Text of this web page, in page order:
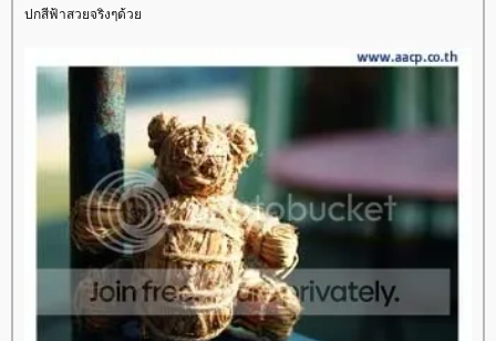
ปกสีฟ้าสวยจริงๆด้ว